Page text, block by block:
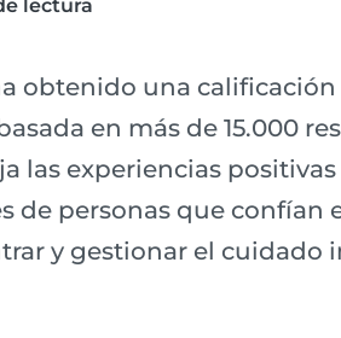
lectura
obtenido una
en más de 15.000
las experiencias
de personas que confían
y gestionar el cuidado